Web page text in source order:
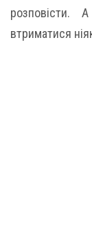
розповісти.
втриматися